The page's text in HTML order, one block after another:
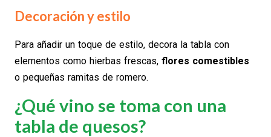
Decoración y estilo
Para añadir un toque de estilo, decora la tabla con
elementos como hierbas frescas, flores comestibles
o pequeñas ramitas de romero.
¿Qué vino se toma con una
tabla de quesos?